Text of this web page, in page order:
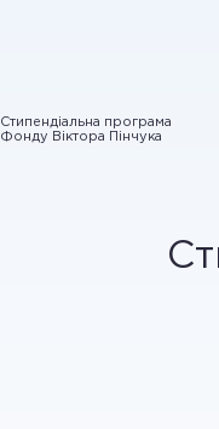
Стипендіальна програма
Фонду Віктора Пінчука